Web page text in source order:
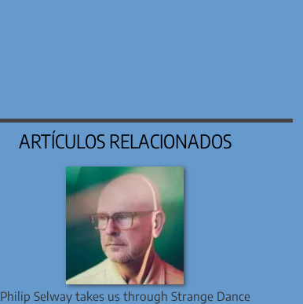
ARTÍCULOS RELACIONADOS
Philip Selway takes us through Strange Dance